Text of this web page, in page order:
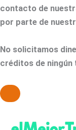
contacto de
por parte de
No solicitamos
créditos de ningún